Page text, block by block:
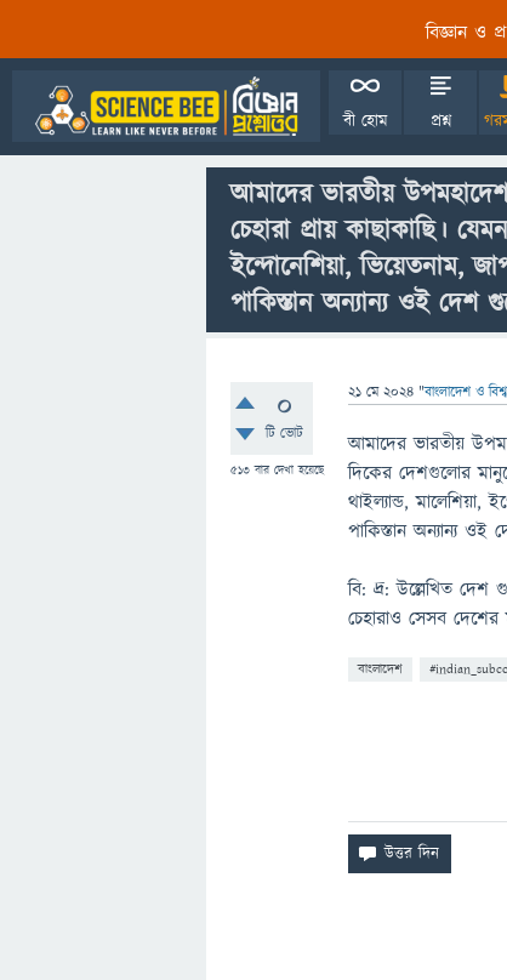
বিজ্ঞান ও
বী হোম প্রশ্ন
আমাদের ভারতীয়
চেহারা প্রায় কাছাকাছি।
ইন্দোনেশিয়া, ভিয়েতনাম,
পাকিস্তান অন্যান্য ওই দেশ
0
টি ভোট
513 বার দেখা হয়েছে
21 মে 2024 "বাংলাদেশ ও বিশ্ব
আমাদের ভারতীয়
দিকের দেশগুলোর
থাইল্যান্ড, মালেশিয়া,
পাকিস্তান অন্যান্য ওই
বি: দ্র: উল্লেখিত
চেহারাও সেসব
বাংলাদেশ